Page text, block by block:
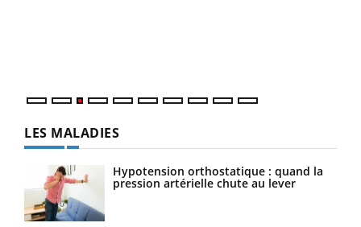
LES MALADIES
Hypotension orthostatique : quand la
pression artérielle chute au lever